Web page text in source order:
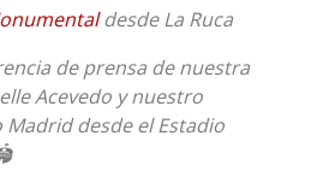
desde La Ruca
de prensa de nuestra
Acevedo y nuestro
desde el Estadio